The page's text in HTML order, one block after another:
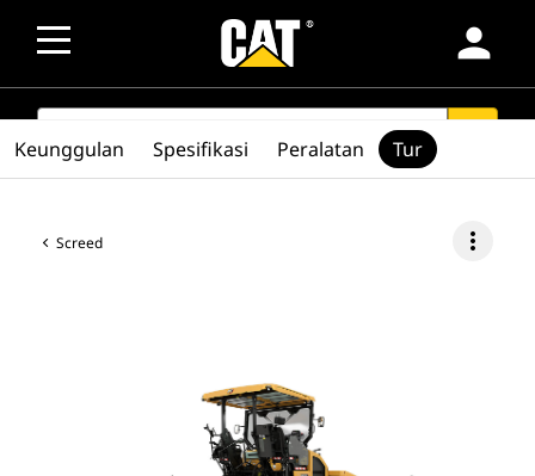
person
SEARCH
Screed more_vert
Keunggulan Spesifikasi Peralatan Tur